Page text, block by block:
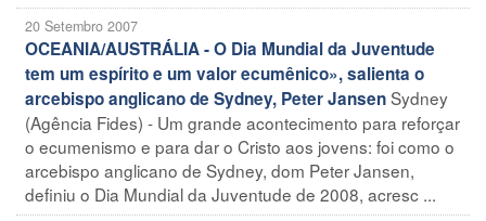
20 Setembro 2007
OCEANIA/AUSTRÁLIA - O Dia Mundial da Juventude
tem um espírito e um valor ecumênico», salienta o
arcebispo anglicano de Sydney, Peter JansenSydney
(Agência Fides) - Um grande acontecimento para reforçar
o ecumenismo e para dar o Cristo aos jovens: foi como o
arcebispo anglicano de Sydney, dom Peter Jansen,
definiu o Dia Mundial da Juventude de 2008, acresc ...